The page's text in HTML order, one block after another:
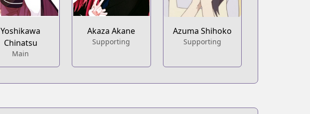
Yoshikawa
Chinatsu
Main
Akaza Akane
Supporting
Azuma Shihoko
Supporting